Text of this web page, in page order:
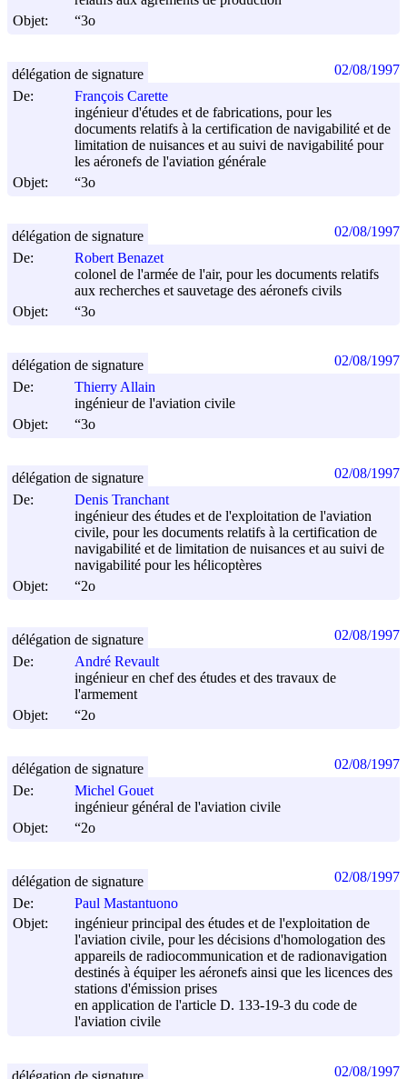
Objet:
“3o
De:
François Carette
ingénieur d'études et de fabrications, pour les
documents relatifs à la certification de navigabilité et de
limitation de nuisances et au suivi de navigabilité pour
les aéronefs de l'aviation générale
Objet:
“3o
délégation de signature 02/08/1997
De:
Robert Benazet
colonel de l'armée de l'air, pour les documents relatifs
aux recherches et sauvetage des aéronefs civils
Objet:
“3o
délégation de signature 02/08/1997
De:
Thierry Allain
ingénieur de l'aviation civile
Objet:
“3o
délégation de signature 02/08/1997
De:
Denis Tranchant
ingénieur des études et de l'exploitation de l'aviation
civile, pour les documents relatifs à la certification de
navigabilité et de limitation de nuisances et au suivi de
navigabilité pour les hélicoptères
Objet:
“2o
délégation de signature 02/08/1997
De:
André Revault
ingénieur en chef des études et des travaux de
l'armement
Objet:
“2o
délégation de signature 02/08/1997
De:
Michel Gouet
ingénieur général de l'aviation civile
Objet:
“2o
délégation de signature 02/08/1997
De:
Paul Mastantuono
Objet:
ingénieur principal des études et de l'exploitation de
l'aviation civile, pour les décisions d'homologation des
appareils de radiocommunication et de radionavigation
destinés à équiper les aéronefs ainsi que les licences des
stations d'émission prises
en application de l'article D. 133-19-3 du code de
l'aviation civile
délégation de signature 02/08/1997
délégation de signature 02/08/1997